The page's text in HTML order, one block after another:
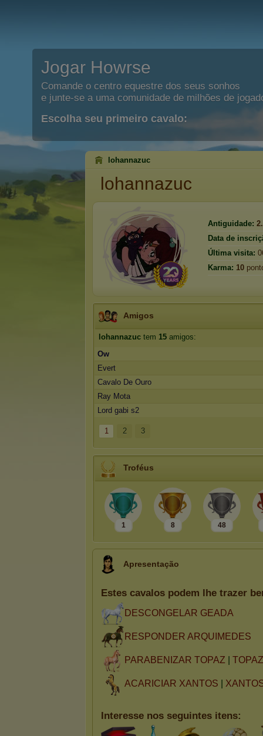
Jogar Howrse
Comande o centro equestre dos seus sonhos
e junte-se a uma comunidade de milhões de
Escolha seu primeiro cavalo:
lohannazuc
lohannazuc
Antiguidade:
Data de
Última visita:
Karma: 10
Amigos
lohannazuc tem 15 amigos:
Ow
Evert
Cavalo De Ouro
Ray Mota
Lord gabi s2
1 2 3
Troféus
1 8 48
Apresentação